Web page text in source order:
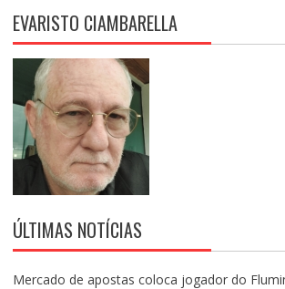
EVARISTO CIAMBARELLA
ÚLTIMAS NOTÍCIAS
Mercado de apostas coloca jogador do